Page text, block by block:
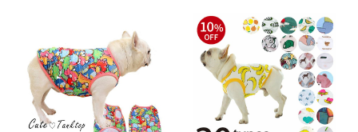
ク服 フレブル ボーダー コット
ン 綿 春 通気性 伸縮性 おしゃ
れ おすすめ 可愛い 犬 服 ドッ
グウェア 小型犬 ペット服 KM
477T